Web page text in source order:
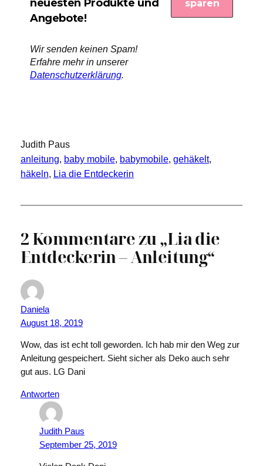
neuesten Produkte und
Angebote!
Wir senden keinen Spam!
Erfahre mehr in unserer
Datenschutzerklärung.
Judith Paus
anleitung, baby mobile, babymobile, gehäkelt
häkeln, Lia die Entdeckerin
2 Kommentare zu „Lia die
Entdeckerin – Anleitung“
Daniela
August 18, 2019
Wow, das ist echt toll geworden. Ich hab mir den Weg zur
Anleitung gespeichert. Sieht sicher als Deko auch sehr
gut aus. LG Dani
Antworten
Judith Paus
September 25, 2019